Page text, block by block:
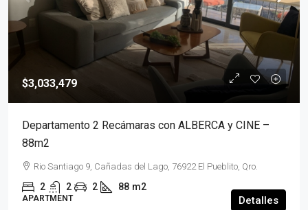
$3,033,479
Departamento 2 Recámaras con ALBERCA y CINE –
88m2
Rio Santiago 9, Cañadas del Lago, 76922 El Pueblito, Qro.
2 2 2 88 m2
APARTMENT Detalles